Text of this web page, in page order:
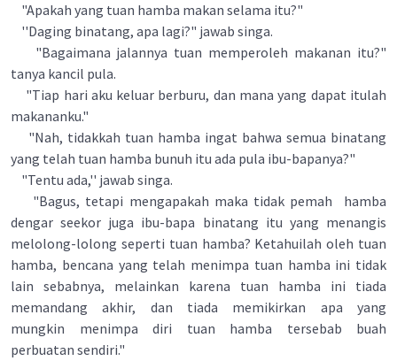
"Apakah yang tuan hamba makan selama itu?"
''Daging binatang, apa lagi?" jawab singa.
"Bagaimana jalannya tuan memperoleh makanan itu?"
tanya kancil pula.
"Tiap hari aku keluar berburu, dan mana yang dapat itulah
makananku."
"Nah, tidakkah tuan hamba ingat bahwa semua binatang
yang telah tuan hamba bunuh itu ada pula ibu-bapanya?"
"Tentu ada,'' jawab singa.
"Bagus, tetapi mengapakah maka tidak pemah hamba
dengar seekor juga ibu-bapa binatang itu yang menangis
melolong-lolong seperti tuan hamba? Ketahuilah oleh tuan
hamba, bencana yang telah menimpa tuan hamba ini tidak
lain sebabnya, melainkan karena tuan hamba ini tiada
memandang akhir, dan tiada memikirkan apa yang
mungkin menimpa diri tuan hamba tersebab buah
perbuatan sendiri."